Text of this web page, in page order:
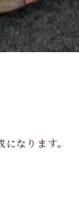
なります。